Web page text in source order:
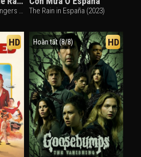
Chip'n Dale: Rescue Rangers (2022) The Rain in España (2023)
HD Hoàn tất (8/8) HD